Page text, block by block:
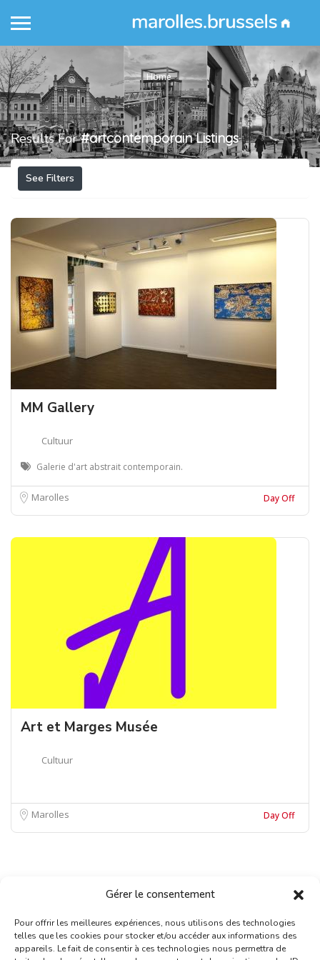
Gérer le consentement
Pour offrir les meilleures expériences, nous utilisons des technologies
telles que les cookies pour stocker et/ou accéder aux informations des
appareils. Le fait de consentir à ces technologies nous permettra de
Home
Results For#artcontemporain Listings
See Filters
MM Gallery
Cultuur
Galerie d'art abstrait contemporain.
Marolles Day Off
Art et Marges Musée
Cultuur
Marolles Day Off